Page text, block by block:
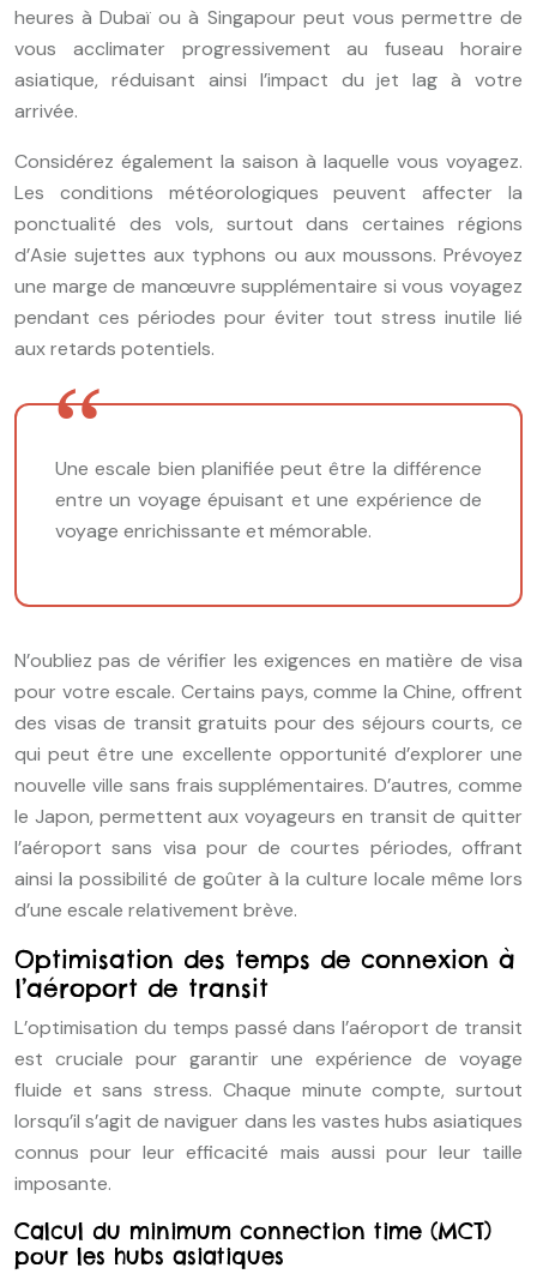
heures à Dubaï ou à Singapour peut vous permettre de
vous acclimater progressivement au fuseau horaire
asiatique, réduisant ainsi l’impact du jet lag à votre
arrivée.
Considérez également la saison à laquelle vous voyagez.
Les conditions météorologiques peuvent affecter la
ponctualité des vols, surtout dans certaines régions
d’Asie sujettes aux typhons ou aux moussons. Prévoyez
une marge de manœuvre supplémentaire si vous voyagez
pendant ces périodes pour éviter tout stress inutile lié
aux retards potentiels.
Une escale bien planifiée peut être la différence
entre un voyage épuisant et une expérience de
voyage enrichissante et mémorable.
N’oubliez pas de vérifier les exigences en matière de visa
pour votre escale. Certains pays, comme la Chine, offrent
des visas de transit gratuits pour des séjours courts, ce
qui peut être une excellente opportunité d’explorer une
nouvelle ville sans frais supplémentaires. D’autres, comme
le Japon, permettent aux voyageurs en transit de quitter
l’aéroport sans visa pour de courtes périodes, offrant
ainsi la possibilité de goûter à la culture locale même lors
d’une escale relativement brève.
Optimisation des temps de connexion à
l’aéroport de transit
L’optimisation du temps passé dans l’aéroport de transit
est cruciale pour garantir une expérience de voyage
fluide et sans stress. Chaque minute compte, surtout
lorsqu’il s’agit de naviguer dans les vastes hubs asiatiques
connus pour leur efficacité mais aussi pour leur taille
imposante.
Calcul du minimum connection time (MCT)
pour les hubs asiatiques